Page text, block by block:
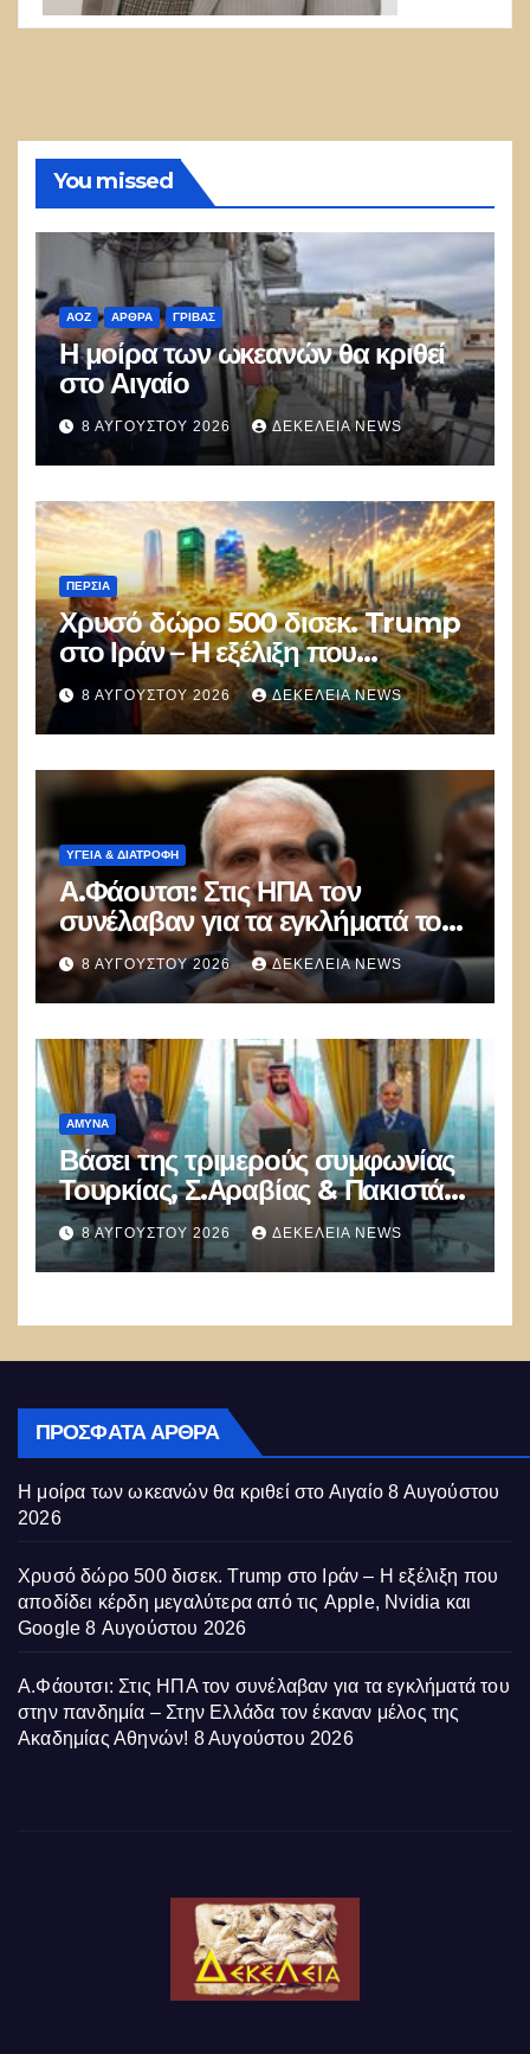
You missed
ΑΟΖ ΑΡΘΡΑ ΓΡΊΒΑΣ
Η μοίρα των ωκεανών θα κριθεί
στο Αιγαίο
8 ΑΥΓΟΎΣΤΟΥ 2026 ΔΕΚΈΛΕΙΑ NEWS
ΠΕΡΣΊΑ
Χρυσό δώρο 500 δισεκ. Trump
στο Ιράν – Η εξέλιξη που
αποδίδει κέρδη μεγαλύτερα από
τις Apple, Nvidia και Google
8 ΑΥΓΟΎΣΤΟΥ 2026 ΔΕΚΈΛΕΙΑ NEWS
ΥΓΕΙΑ & ΔΙΑΤΡΟΦΗ
Α.Φάουτσι: Στις ΗΠΑ τον
συνέλαβαν για τα εγκλήματά του
στην πανδημία – Στην Ελλάδα
τον έκαναν μέλος της Ακαδημίας
Αθηνών!
8 ΑΥΓΟΎΣΤΟΥ 2026 ΔΕΚΈΛΕΙΑ NEWS
ΑΜΥΝΑ
Βάσει της τριμερούς συμφωνίας
Τουρκίας, Σ.Αραβίας & Πακιστάν
θα πολεμήσουν Ριάντ και
Ισλαμαμπάντ κατά της Ελλάδας!
8 ΑΥΓΟΎΣΤΟΥ 2026 ΔΕΚΈΛΕΙΑ NEWS
ΠΡΌΣΦΑΤΑ ΆΡΘΡΑ
Η μοίρα των ωκεανών θα κριθεί στο Αιγαίο 8 Αυγούστου
2026
Χρυσό δώρο 500 δισεκ. Trump στο Ιράν – Η εξέλιξη που
αποδίδει κέρδη μεγαλύτερα από τις Apple, Nvidia και
Google 8 Αυγούστου 2026
Α.Φάουτσι: Στις ΗΠΑ τον συνέλαβαν για τα εγκλήματά του
στην πανδημία – Στην Ελλάδα τον έκαναν μέλος της
Ακαδημίας Αθηνών! 8 Αυγούστου 2026